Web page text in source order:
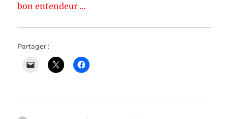
bon entendeur …
Partager :